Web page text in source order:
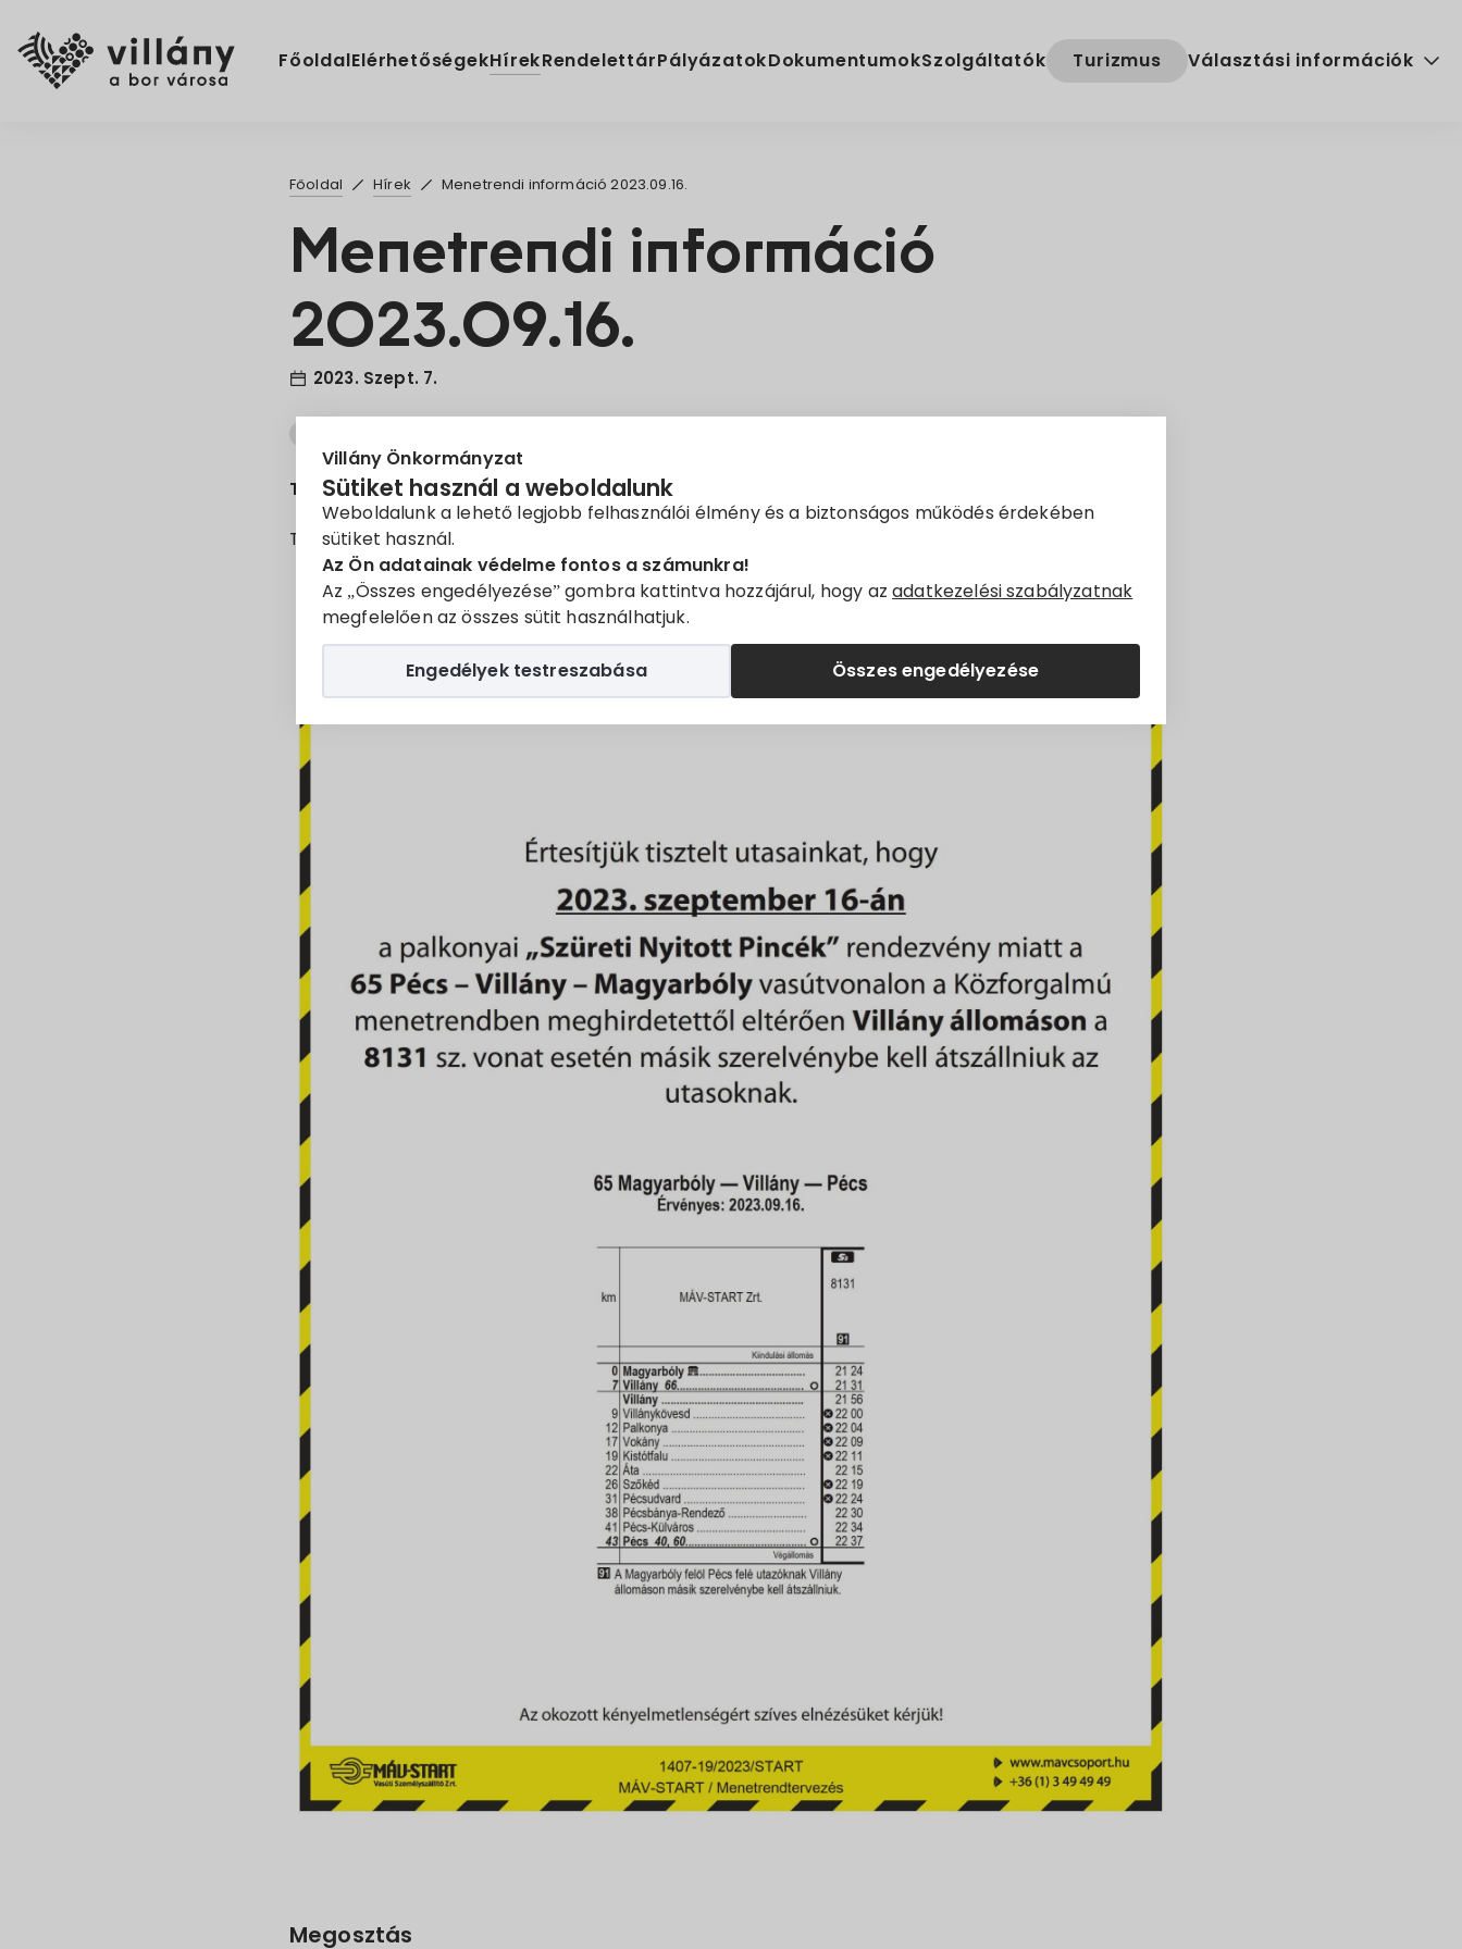
Villány Önkormányzat
Sütiket használ a weboldalunk
Weboldalunk a lehető legjobb felhasználói élmény és a biztonságos működés érdekében
sütiket használ.
Az Ön adatainak védelme fontos a számunkra!
Az „Összes engedélyezése” gombra kattintva hozzájárul, hogy azadatkezelési szabályzatnak
megfelelően az összes sütit használhatjuk.
Összes engedélyezése
Engedélyek testreszabása
FőoldalElérhetőségekHírekRendelettárPályázatokDokumentumokSzolgáltatók Turizmus Választási információk
Főoldal Hírek Menetrendi információ 2023.09.16.
Menetrendi információ
2023.09.16.
2023. Szept. 7.
Tisztelt Lakosság!
Tájékoztatás céljából közöljük a MÁV-START Zrt. hirdetményét.
Megosztás